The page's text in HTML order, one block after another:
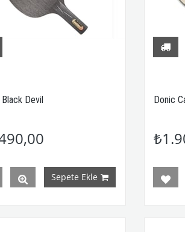
Devil
Sepete Ekle
Donic